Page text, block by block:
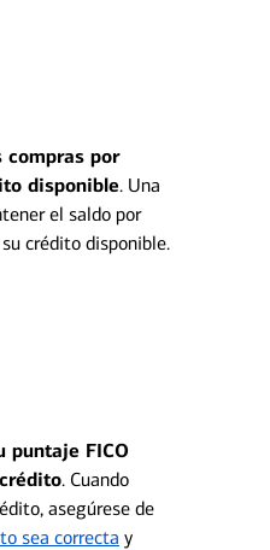
compras por
disponible. Una
el saldo por
crédito disponible.
puntaje FICO
. Cuando
asegúrese de
sea correcta y